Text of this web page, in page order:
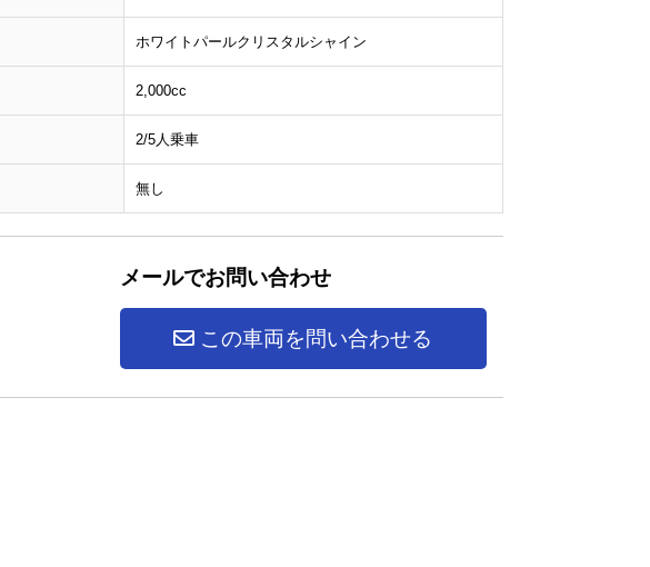
ホワイトパールクリスタルシャイン
2,000cc
2/5人乗車
無し
メールでお問い合わせ
この車両を問い合わせる